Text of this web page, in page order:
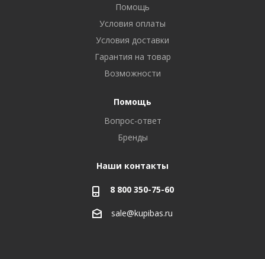
Помощь
Условия оплаты
Условия доставки
Гарантия на товар
Возможности
Помощь
Вопрос-ответ
Бренды
Наши контакты
8 800 350-75-60
sale@kupibas.ru